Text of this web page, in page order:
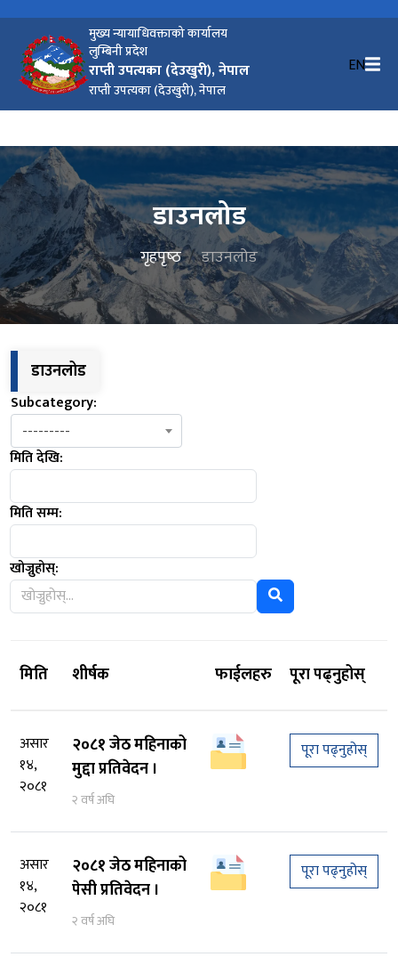
मुख्य न्यायाधिवक्ताको कार्यालय
लुम्बिनी प्रदेश
राप्ती उपत्यका (देउखुरी), नेपाल
राप्ती उपत्यका (देउखुरी), नेपाल
EN
डाउनलोड
गृहपृष्‍ठ डाउनलोड
डाउनलोड
Subcategory:
---------
मिति देखि:
मिति सम्म:
खोज्नुहोस्:
मिति शीर्षक फाईलहरु पूरा पढ्नुहोस्
असार
१४,
२०८१
२०८१ जेठ महिनाको
मुद्दा प्रतिवेदन ।
२ वर्ष अघि
पूरा पढ्नुहोस्
असार
१४,
२०८१
२०८१ जेठ महिनाको
पेसी प्रतिवेदन ।
२ वर्ष अघि
पूरा पढ्नुहोस्